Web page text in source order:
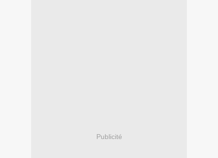
Publicité